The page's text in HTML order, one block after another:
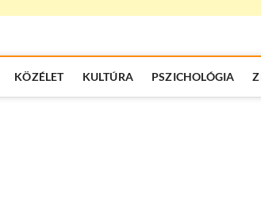
KÖZÉLET KULTÚRA PSZICHOLÓGIA